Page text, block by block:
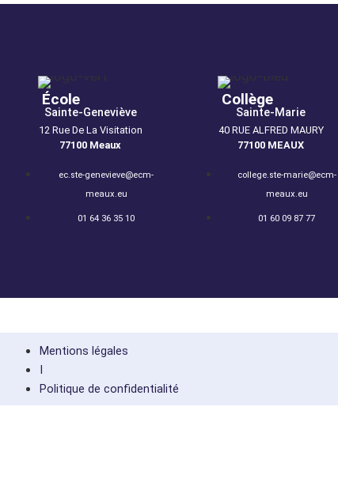
École
Sainte-Geneviève
12 Rue De La Visitation
77100 Meaux
ec.ste-genevieve@ecm-
meaux.eu
01 64 36 35 10
Collège
Sainte-Marie
40 RUE ALFRED MAURY
77100 MEAUX
college.ste-marie@ecm-
meaux.eu
01 60 09 87 77
Mentions légales
Politique de confidentialité